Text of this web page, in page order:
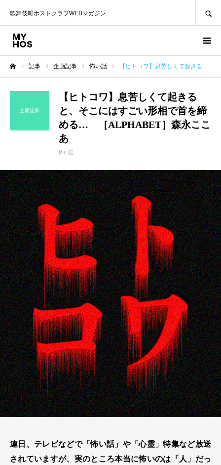
歌舞伎町ホストクラブWEBマガジン
記事 企画記事 怖い話 【ヒトコワ】息苦しくて起きると、そこにはすごい形相で首を締める… ［ALPHABET］森永ここあ
企画記事
【ヒトコワ】息苦しくて起きる
と、そこにはすごい形相で首を締
める… ［ALPHABET］森永ここ
あ
怖い話
連日、テレビなどで「怖い話」や「心霊」特集など放送
されていますが、実のところ本当に怖いのは「人」だっ